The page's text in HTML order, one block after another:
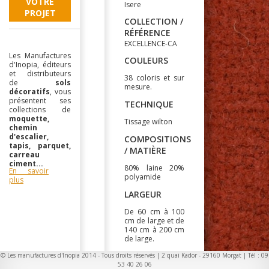
PROJET
Les Manufactures
d'Inopia, éditeurs
et distributeurs
de sols
décoratifs, vous
présentent ses
collections de
moquette,
chemin
d'escalier,
tapis, parquet,
carreau
ciment...
En savoir
plus
Isere
COLLECTION /
RÉFÉRENCE
EXCELLENCE-CA
COULEURS
38 coloris et sur
mesure.
TECHNIQUE
Tissage wilton
COMPOSITIONS
/ MATIÈRE
80% laine 20%
polyamide
LARGEUR
De 60 cm à 100
cm de large et de
140 cm à 200 cm
de large.
CARACTERISTIQUES
© Les manufactures d'Inopia 2014 - Tous droits réservés | 2 quai Kador - 29160 Morgat | Tél : 09
53 40 26 06